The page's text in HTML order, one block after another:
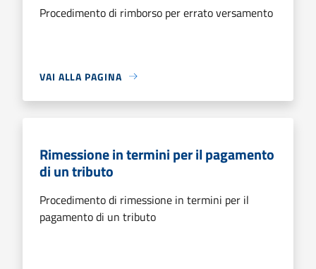
Procedimento di rimborso per errato versamento
VAI ALLA PAGINA
Rimessione in termini per il pagamento
di un tributo
Procedimento di rimessione in termini per il
pagamento di un tributo